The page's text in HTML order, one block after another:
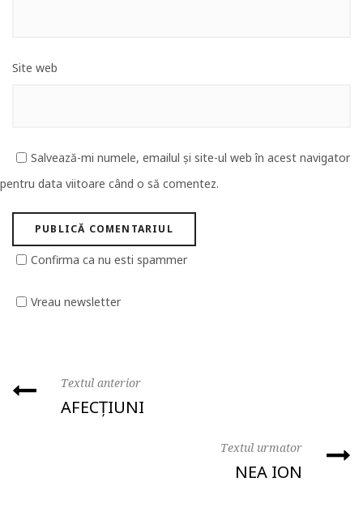
Site web
Salvează-mi numele, emailul și site-ul web în acest navigator
pentru data viitoare când o să comentez.
Confirma ca nu esti spammer
Vreau newsletter
Textul anterior
AFECȚIUNI
Textul urmator
NEA ION